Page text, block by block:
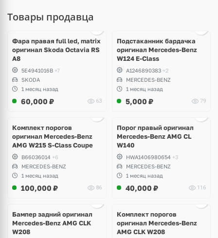
Товары продавца
Фара правая full led, matrix
оригинал Skoda Octavia RS
A8
5E4941016B +7
SKODA
1 месяц назад
60,000 ₽ 63
Подстаканник бардачка
оригинал Mercedes-Benz
W124 E-Class
A1246890383 +2
MERCEDES-BENZ
1 месяц назад
5,000 ₽ 79
Комплект порогов
оригинал Mercedes-Benz
AMG W215 S-Class Coupe
B66036014 +6
MERCEDES-BENZ
1 месяц назад
100,000 ₽ 86
Порог правый оригинал
Mercedes-Benz AMG CL
W140
HWA1406980654 +3
MERCEDES-BENZ
1 месяц назад
40,000 ₽ 116
Бампер задний оригинал
Mercedes-Benz AMG CLK
W208
Комплект порогов
оригинал Mercedes-Benz
AMG CLK W208